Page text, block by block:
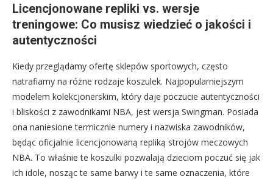
Licencjonowane repliki vs. wersje
treningowe: Co musisz wiedzieć o jakości i
autentyczności
Kiedy przeglądamy ofertę sklepów sportowych, często
natrafiamy na różne rodzaje koszulek. Najpopularniejszym
modelem kolekcjonerskim, który daje poczucie autentyczności
i bliskości z zawodnikami NBA, jest wersja Swingman. Posiada
ona naniesione termicznie numery i nazwiska zawodników,
będąc oficjalnie licencjonowaną repliką strojów meczowych
NBA. To właśnie te koszulki pozwalają dzieciom poczuć się jak
ich idole, nosząc te same barwy i te same oznaczenia, które